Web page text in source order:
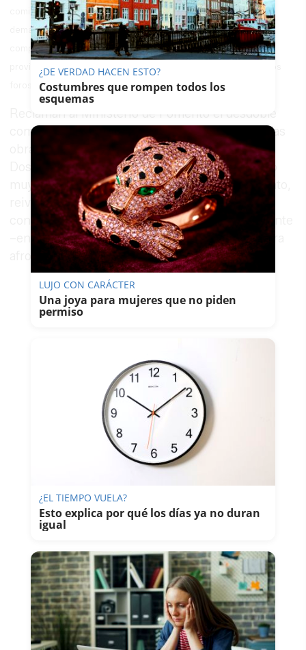
comisiones solicitadas para coordinar iniciativas públicas en
demanda de la liberalización de la autopista y la conversión
completa de la carretera nacional IV en autovía. Las diputadas
provinciales Encarnación Niño y Elena Amaya asistieron a estos
Reclaman al Ministerio de Fomento el desdoble
completo de la N-IV. Actualmente se ejecutan las
obras para la conversión de la autovía del tramo
Dos Hermanas-Los Palacios, "si bien a un ritmo
muy lento", según la mesa institucional. Por tanto,
reivindican agilizar el ritmo de estas obras y la
consignación de una partida económica suficiente
–en los Presupuestos Generales del Estado- para
afrontar el desdoble entre Los Palacios y Jerez.
¿DE VERDAD HACEN ESTO?
Costumbres que rompen todos los
esquemas
LUJO CON CARÁCTER
Una joya para mujeres que no piden
permiso
¿EL TIEMPO VUELA?
Esto explica por qué los días ya no duran
igual